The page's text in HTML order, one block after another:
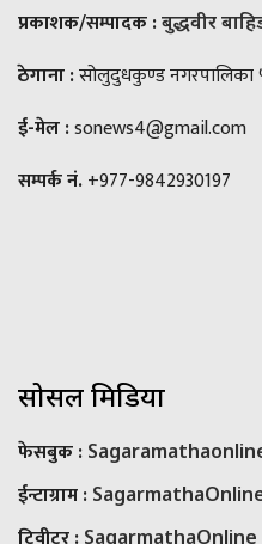
प्रकाशक/सम्पादक :बुद्धवीर
ठेगाना :सोलुदुधकुण्ड नगरपालिका
ई-मेल :sonews4@gmail.com
सम्पर्क नं.+977-9842930197
सोसल मिडिया
फेसबुक :
ईन्टाग्राम :
SagarmathaOnline